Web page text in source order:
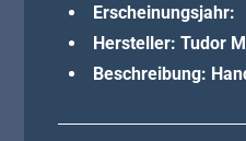
Erscheinungsjahr:
Hersteller: Tudor
Beschreibung: